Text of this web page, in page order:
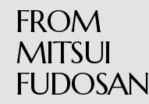
FROM
MITSUI
FUDOSAN